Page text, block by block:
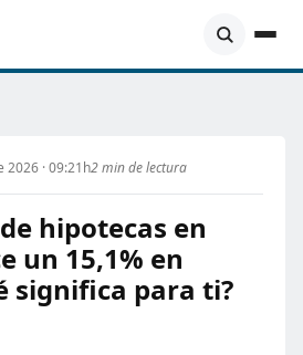
2026 · 09:21h2 min de lectura
hipotecas en
un 15,1% en
significa para ti?